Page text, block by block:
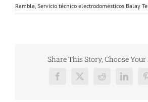
Rambla, Servicio técnico electrodomésticos Balay
Share This Story, Choose
Facebook
X Reddit